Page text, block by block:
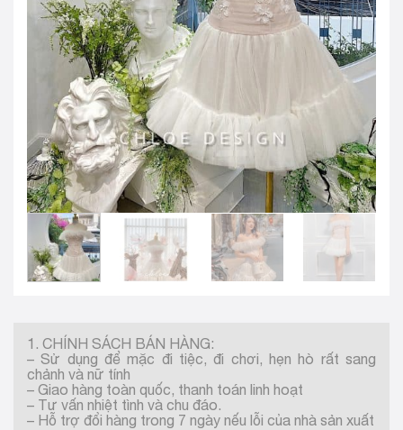
VND -₫
CNY -CN¥
JPY -¥
1. CHÍNH SÁCH BÁN HÀNG:
– Sử dụng để mặc đi tiệc, đi chơi, hẹn hò rất sang
chảnh và nữ tính
– Giao hàng toàn quốc, thanh toán linh hoạt
– Tư vấn nhiệt tình và chu đáo.
– Hỗ trợ đổi hàng trong 7 ngày nếu lỗi của nhà sản xuất